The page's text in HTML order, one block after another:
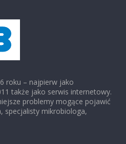
roku – najpierw jako
także jako serwis internetowy.
problemy mogące pojawić
specjalisty mikrobiologa,